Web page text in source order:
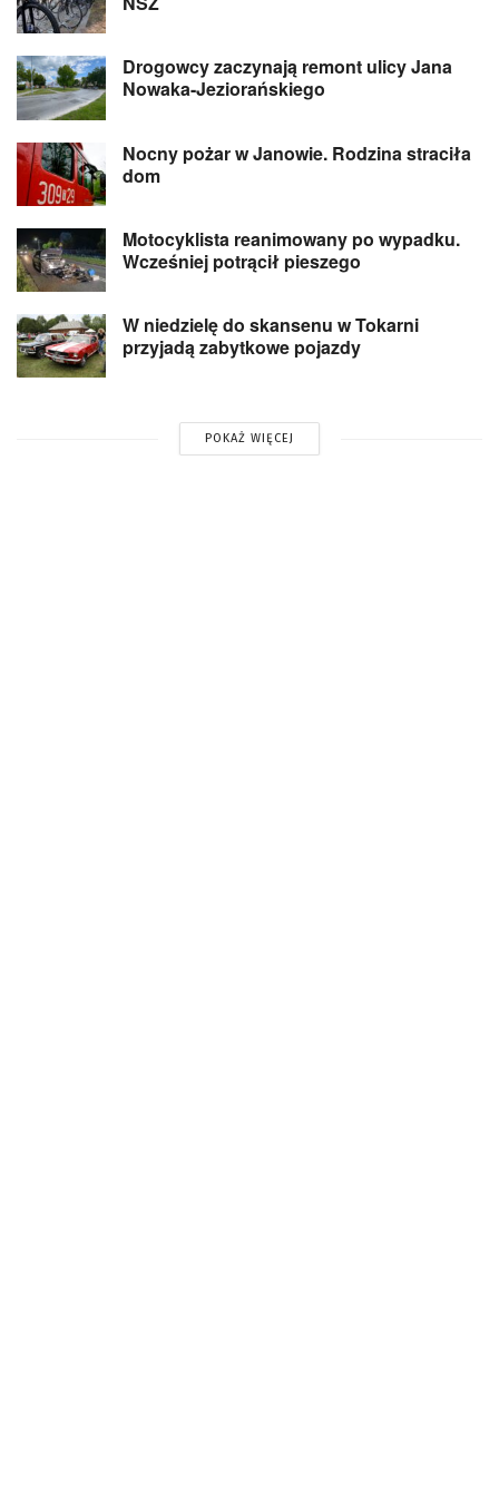
Drogowcy zaczynają remont ulicy Jana
Nowaka-Jeziorańskiego
Nocny pożar w Janowie. Rodzina straciła
dom
Motocyklista reanimowany po wypadku.
Wcześniej potrącił pieszego
W niedzielę do skansenu w Tokarni
przyjadą zabytkowe pojazdy
POKAŻ WIĘCEJ